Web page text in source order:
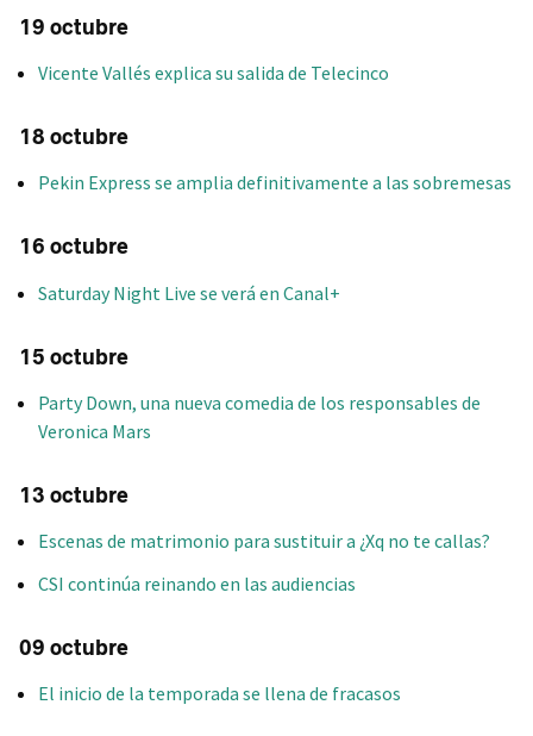
19 octubre
Vicente Vallés explica su salida de Telecinco
18 octubre
Pekin Express se amplia definitivamente a las sobremesas
16 octubre
Saturday Night Live se verá en Canal+
15 octubre
Party Down, una nueva comedia de los responsables de
Veronica Mars
13 octubre
Escenas de matrimonio para sustituir a ¿Xq no te callas?
CSI continúa reinando en las audiencias
09 octubre
El inicio de la temporada se llena de fracasos